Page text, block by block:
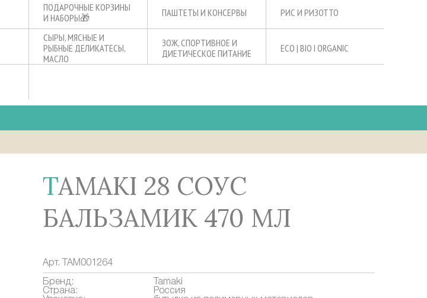
ПОДАРОЧНЫЕ КОРЗИНЫ
И НАБОРЫ🎁
ПАШТЕТЫ И КОНСЕРВЫ РИС И РИЗОТТО
СЫРЫ, МЯСНЫЕ И
РЫБНЫЕ ДЕЛИКАТЕСЫ,
МАСЛО
ЗОЖ, СПОРТИВНОЕ И
ДИЕТИЧЕСКОЕ ПИТАНИЕ
ECO | BIO I ORGANIC
TAMAKI 28 СОУС
БАЛЬЗАМИК 470 МЛ
Арт. TAM001264
Бренд:
Tamaki
Страна:
Россия